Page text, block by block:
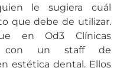
le sugiera cuál
que debe de utilizar.
en Od3 Clínicas
con un staff de
estética dental. Ellos